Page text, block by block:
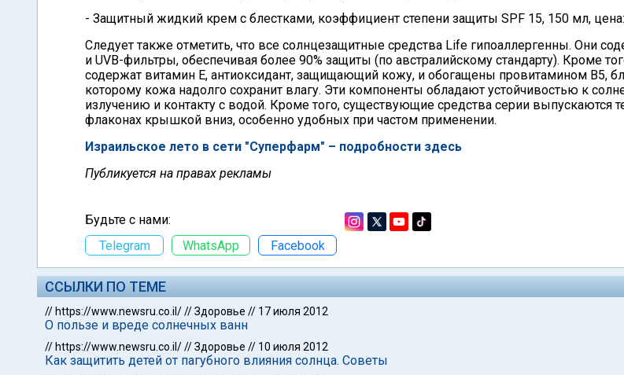
- Защитный жидкий крем с блестками, коэффициент степени защиты SPF 15, 150 мл,
Следует также отметить, что все солнцезащитные средства Life гипоаллергенны. Они
и UVB-фильтры, обеспечивая более 90% защиты (по австралийскому стандарту). Кроме
содержат витамин E, антиоксидант, защищающий кожу, и обогащены провитамином B5,
которому кожа надолго сохранит влагу. Эти компоненты обладают устойчивостью к
излучению и контакту с водой. Кроме того, существующие средства серии выпускаются
флаконах крышкой вниз, особенно удобных при частом применении.
Израильское лето в сети "Суперфарм" – подробности здесь
Публикуется на правах рекламы
Будьте с нами:
Telegram
WhatsApp Facebook
ССЫЛКИ ПО ТЕМЕ
// https://www.newsru.co.il///Здоровье // 17 июля 2012
О пользе и вреде солнечных ванн
// https://www.newsru.co.il///Здоровье // 10 июля 2012
Как защитить детей от пагубного влияния солнца. Советы